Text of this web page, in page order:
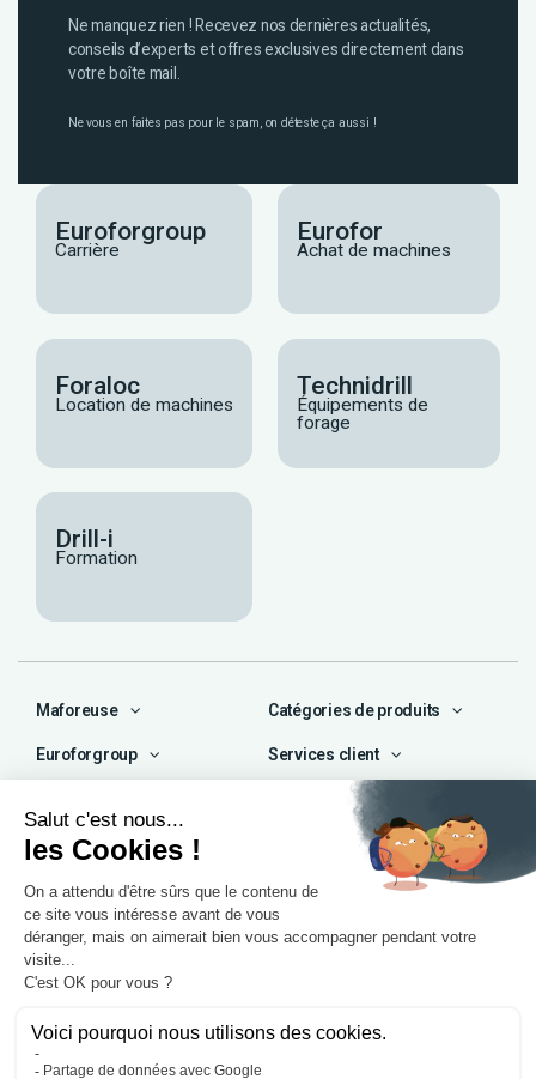
Ne manquez rien ! Recevez nos dernières actualités,
conseils d’experts et offres exclusives directement dans
votre boîte mail.
Ne vous en faites pas pour le spam, on déteste ça aussi !
Euroforgroup
Carrière
Eurofor
Achat de machines
Foraloc
Location de machines
Technidrill
Équipements de
forage
Drill-i
Formation
Maforeuse Catégories de produits
Euroforgroup Services client
contact@maforeuse.com
Siège social et atelier
Chassieu (69)
55 rue Ampère
91250 Tigery